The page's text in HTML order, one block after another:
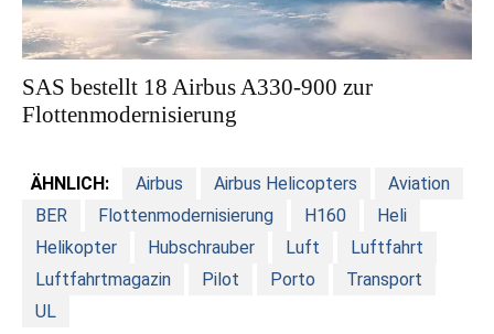
SAS bestellt 18 Airbus A330-900 zur
Flottenmodernisierung
ÄHNLICH: Airbus Airbus Helicopters
Aviation
BER
Flottenmodernisierung H160
Heli
Helikopter
Hubschrauber Luft
Luftfahrt
Luftfahrtmagazin
Pilot Porto
Transport
UL